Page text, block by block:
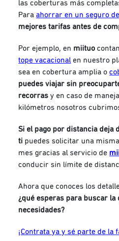
las coberturas más
Para ahorrar en un seguro
mejores tarifas antes de
Por ejemplo, en miituo
tope vacacional en nuestro
sea en cobertura amplia o
puedes viajar sin
recorras y en caso de
kilómetros nosotros
Si el pago por distancia deja
ti puedes solicitar una
mes gracias al servicio de
conducir sin límite de
Ahora que conoces los
¿qué esperas para buscar la
necesidades?
¡Contrata ya y sé parte de la